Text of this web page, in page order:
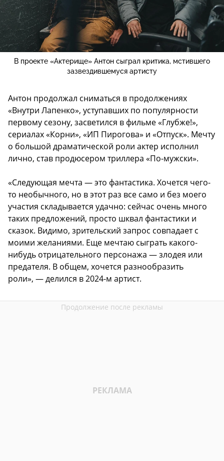
В проекте «Актерище» Антон сыграл критика, мстившего
зазвездившемуся артисту
Антон продолжал сниматься в продолжениях
«Внутри Лапенко», уступавших по популярности
первому сезону, засветился в фильме «Глубже!»,
сериалах «Корни», «ИП Пирогова» и «Отпуск». Мечту
о большой драматической роли актер исполнил
лично, став продюсером триллера «По-мужски».
«Следующая мечта — это фантастика. Хочется чего-
то необычного, но в этот раз все само и без моего
участия складывается удачно: сейчас очень много
таких предложений, просто шквал фантастики и
сказок. Видимо, зрительский запрос совпадает с
моими желаниями. Еще мечтаю сыграть какого-
нибудь отрицательного персонажа — злодея или
предателя. В общем, хочется разнообразить
роли», — делился в 2024-м артист.